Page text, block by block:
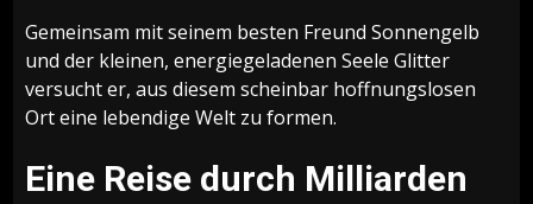
Gemeinsam mit seinem besten Freund Sonnengelb
und der kleinen, energiegeladenen Seele Glitter
versucht er, aus diesem scheinbar hoffnungslosen
Ort eine lebendige Welt zu formen.
Eine Reise durch Milliarden